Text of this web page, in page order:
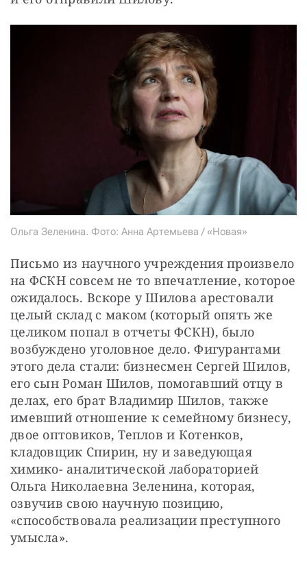
Ольга Зеленина. Фото: Анна Артемьева / «Новая»
Письмо из научного учреждения произвело
на ФСКН совсем не то впечатление, которое
ожидалось. Вскоре у Шилова арестовали
целый склад с маком (который опять же
целиком попал в отчеты ФСКН), было
возбуждено уголовное дело. Фигурантами
этого дела стали: бизнесмен Сергей Шилов,
его сын Роман Шилов, помогавший отцу в
делах, его брат Владимир Шилов, также
имевший отношение к семейному бизнесу,
двое оптовиков, Теплов и Котенков,
кладовщик Спирин, ну и заведующая
химико- аналитической лабораторией
Ольга Николаевна Зеленина, которая,
озвучив свою научную позицию,
«способствовала реализации преступного
умысла».